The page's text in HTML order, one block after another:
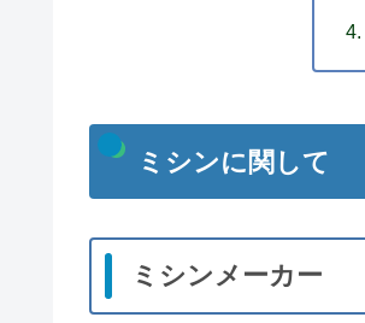
ミシンに関して
ミシンメーカー